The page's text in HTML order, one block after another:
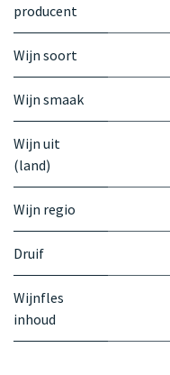
producent
Wijn soort
Wijn smaak
Wijn uit
(land)
Wijn regio
Druif
Wijnfles
inhoud